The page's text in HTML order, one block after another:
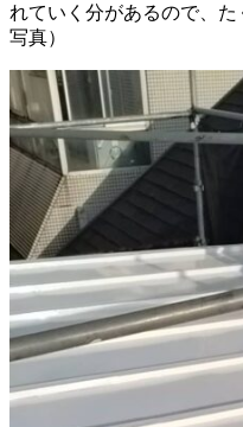
れていく分があるので、
写真）